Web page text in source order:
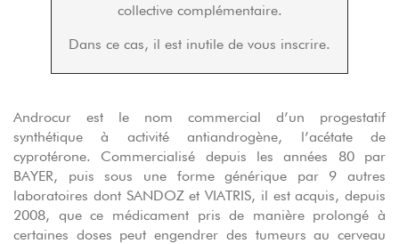
collective complémentaire.
Dans ce cas, il est inutile de vous inscrire.
Androcur est le nom commercial d’un progestatif
synthétique à activité antiandrogène, l’acétate de
cyprotérone. Commercialisé depuis les années 80 par
BAYER, puis sous une forme générique par 9 autres
laboratoires dont SANDOZ et VIATRIS, il est acquis, depuis
2008, que ce médicament pris de manière prolongé à
certaines doses peut engendrer des tumeurs au cerveau